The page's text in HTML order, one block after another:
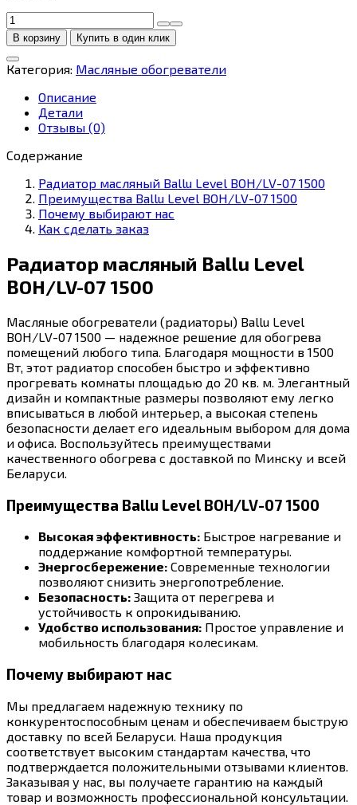
Количество
товара
Радиатор
масляный
Ballu
Level
BOH/LV-
В корзину Купить в один клик
Категория: Масляные обогреватели
Описание
Детали
Отзывы (0)
Содержание
Радиатор масляный Ballu Level BOH/LV-07 1500
Преимущества Ballu Level BOH/LV-07 1500
Почему выбирают нас
Как сделать заказ
Радиатор масляный Ballu Level
BOH/LV-07 1500
Масляные обогреватели (радиаторы) Ballu Level
BOH/LV-07 1500 — надежное решение для обогрева
помещений любого типа. Благодаря мощности в 1500
Вт, этот радиатор способен быстро и эффективно
прогревать комнаты площадью до 20 кв. м. Элегантный
дизайн и компактные размеры позволяют ему легко
вписываться в любой интерьер, а высокая степень
безопасности делает его идеальным выбором для дома
и офиса. Воспользуйтесь преимуществами
качественного обогрева с доставкой по Минску и всей
Беларуси.
Преимущества Ballu Level BOH/LV-07 1500
Высокая эффективность: Быстрое нагревание и
поддержание комфортной температуры.
Энергосбережение: Современные технологии
позволяют снизить энергопотребление.
Безопасность: Защита от перегрева и
устойчивость к опрокидыванию.
Удобство использования: Простое управление и
мобильность благодаря колесикам.
Почему выбирают нас
Мы предлагаем надежную технику по
конкурентоспособным ценам и обеспечиваем быструю
доставку по всей Беларуси. Наша продукция
соответствует высоким стандартам качества, что
подтверждается положительными отзывами клиентов.
Заказывая у нас, вы получаете гарантию на каждый
товар и возможность профессиональной консультации.